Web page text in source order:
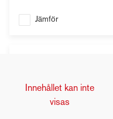
Jämför
Innehållet kan inte
visas